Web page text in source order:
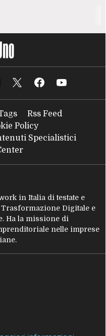
Rss Feed
Policy
Specialistici
in Italia di testate e
Digitale e
Ha la missione di
nelle imprese